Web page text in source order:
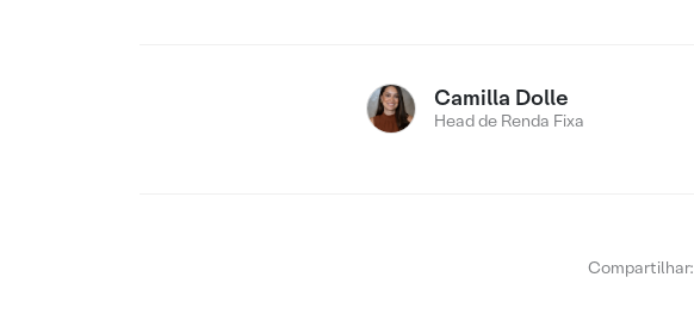
Camilla Dolle
Head de Renda Fixa
Compartilhar: